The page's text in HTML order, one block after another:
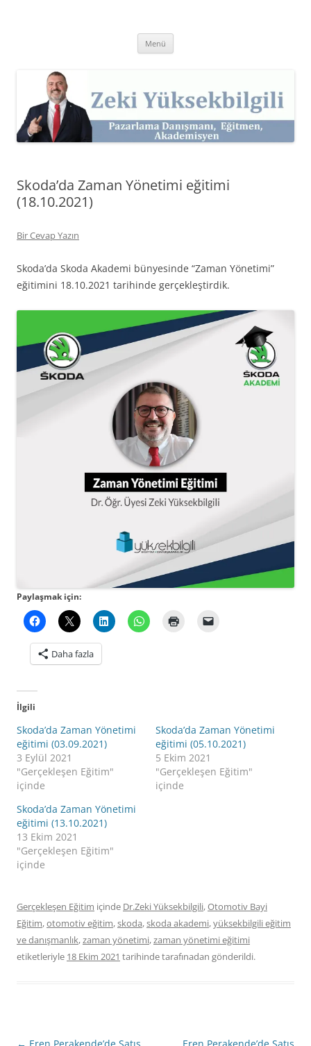
Kişisel Web Sitesi.
Menü
Skoda’da Zaman Yönetimi eğitimi
(18.10.2021)
Bir Cevap Yazın
Skoda’da Skoda Akademi bünyesinde “Zaman Yönetimi”
eğitimini 18.10.2021 tarihinde gerçekleştirdik.
Paylaşmak için:
Daha fazla
İlgili
Skoda’da Zaman Yönetimi
eğitimi (03.09.2021)
3 Eylül 2021
"Gerçekleşen Eğitim"
içinde
Skoda’da Zaman Yönetimi
eğitimi (05.10.2021)
5 Ekim 2021
"Gerçekleşen Eğitim"
içinde
Skoda’da Zaman Yönetimi
eğitimi (13.10.2021)
13 Ekim 2021
"Gerçekleşen Eğitim"
içinde
Gerçekleşen Eğitim içinde Dr.Zeki Yüksekbilgili,Otomotiv Bayi
Eğitim,otomotiv eğitim,skoda,skoda akademi,yüksekbilgili eğitim
ve danışmanlık,zaman yönetimi,zaman yönetimi eğitimi
etiketleriyle 18 Ekim 2021 tarihindetarafınadan gönderildi.